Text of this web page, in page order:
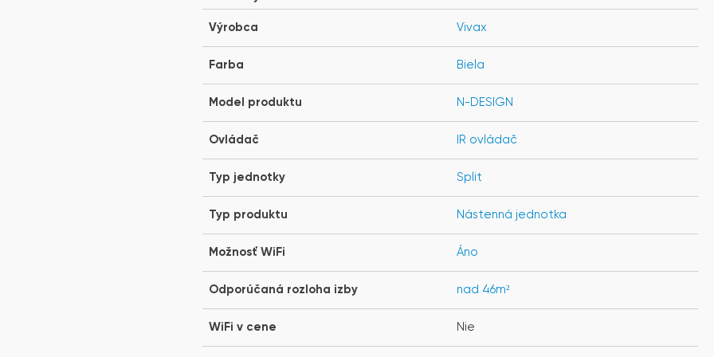
Výrobca Vivax
Farba Biela
Model produktu N-DESIGN
Ovládač IR ovládač
Typ jednotky Split
Typ produktu Nástenná jednotka
Možnosť WiFi Áno
Odporúčaná rozloha izby nad 46m²
WiFi v cene Nie